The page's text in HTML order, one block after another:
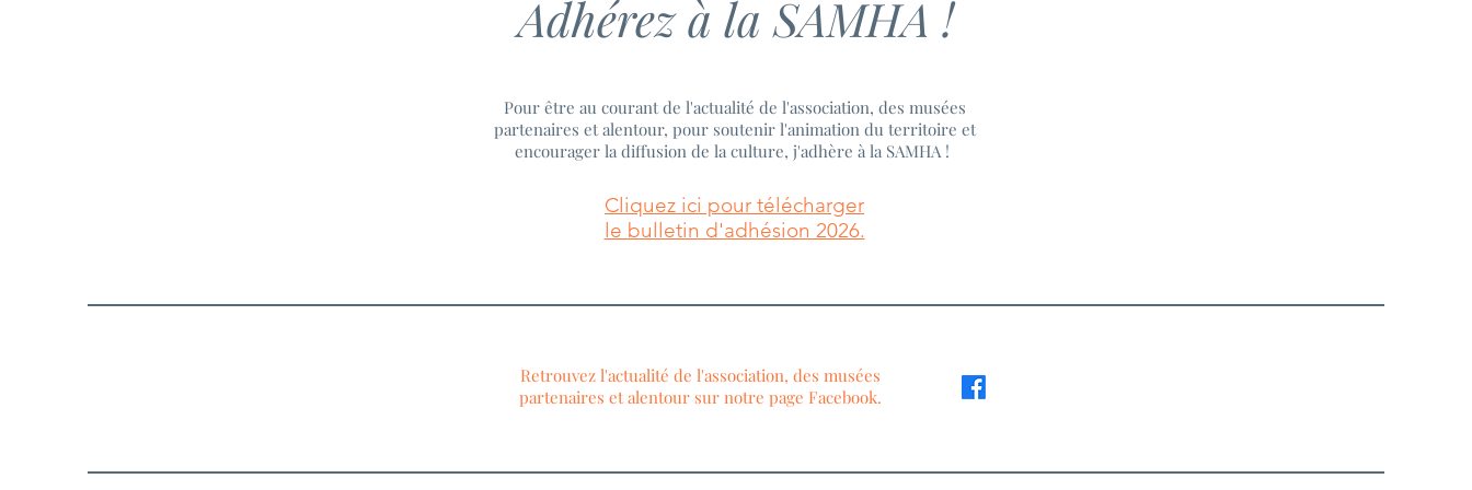
Adhérez à la SAMHA !
Pour être au courant de l'actualité de l'association, des musées
partenaires et alentour, pour soutenir l'animation du territoire et
encourager la diffusion de la culture, j'adhère à la SAMHA !
Cliquez ici pour télécharger
le bulletin d'adhésion 2026.
Retrouvez l'actualité de l'association, des musées
partenaires et alentour sur notre page Facebook.